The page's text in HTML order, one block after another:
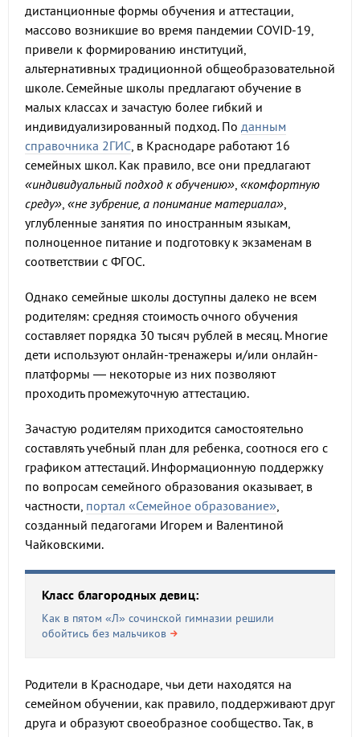
дистанционные формы обучения и аттестации,
массово возникшие во время пандемии COVID-19,
привели к формированию институций,
альтернативных традиционной общеобразовательной
школе. Семейные школы предлагают обучение в
малых классах и зачастую более гибкий и
индивидуализированный подход. По данным
справочника 2ГИС, в Краснодаре работают 16
семейных школ. Как правило, все они предлагают
«индивидуальный подход к обучению», «комфортную
среду», «не зубрение, а понимание материала»,
углубленные занятия по иностранным языкам,
полноценное питание и подготовку к экзаменам в
соответствии с ФГОС.
Однако семейные школы доступны далеко не всем
родителям: средняя стоимость очного обучения
составляет порядка 30 тысяч рублей в месяц. Многие
дети используют онлайн-тренажеры и/или онлайн-
платформы — некоторые из них позволяют
проходить промежуточную аттестацию.
Зачастую родителям приходится самостоятельно
составлять учебный план для ребенка, соотнося его с
графиком аттестаций. Информационную поддержку
по вопросам семейного образования оказывает, в
частности, портал «Семейное образование»,
созданный педагогами Игорем и Валентиной
Чайковскими.
Класс благородных девиц:
Как в пятом «Л» сочинской гимназии решили
обойтись без мальчиков
Родители в Краснодаре, чьи дети находятся на
семейном обучении, как правило, поддерживают друг
друга и образуют своеобразное сообщество. Так, в